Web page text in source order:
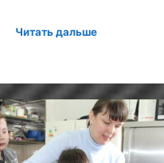
Читать дальше